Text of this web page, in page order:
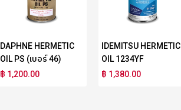
DAPHNE HERMETIC
OIL PS (เบอร์ 46)
฿ 1,200.00
IDEMITSU HERMETIC
OIL 1234YF
฿ 1,380.00